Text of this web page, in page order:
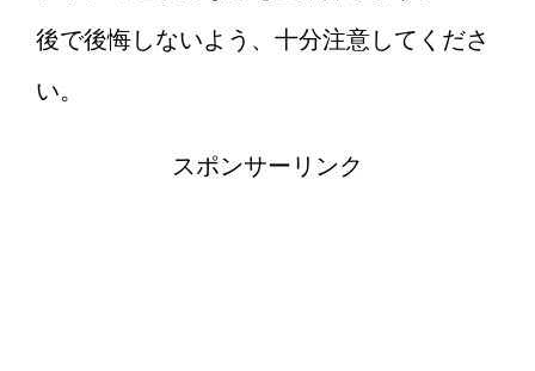
後で後悔しないよう、十分注意してくださ
い。
スポンサーリンク